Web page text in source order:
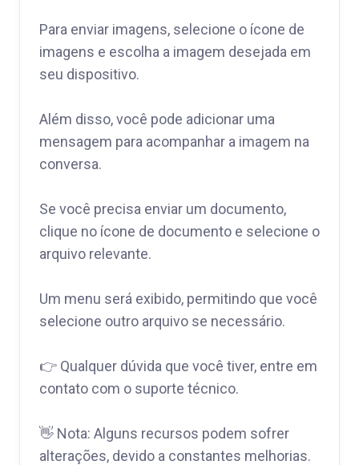
Para enviar imagens, selecione o ícone de
imagens e escolha a imagem desejada em
seu dispositivo.
Além disso, você pode adicionar uma
mensagem para acompanhar a imagem na
conversa.
Se você precisa enviar um documento,
clique no ícone de documento e selecione o
arquivo relevante.
Um menu será exibido, permitindo que você
selecione outro arquivo se necessário.
👉 Qualquer dúvida que você tiver, entre em
contato com o suporte técnico.
👋 Nota: Alguns recursos podem sofrer
alterações, devido a constantes melhorias.